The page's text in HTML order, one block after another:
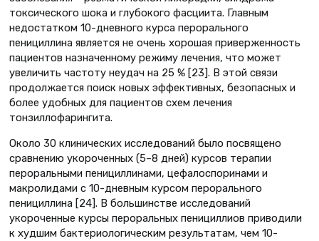
токсического шока и глубокого фасциита. Главным
недостатком 10-дневного курса перорального
пенициллина является не очень хорошая приверженность
пациентов назначенному режиму лечения, что может
увеличить частоту неудач на 25 % [23]. В этой связи
продолжается поиск новых эффективных, безопасных и
более удобных для пациентов схем лечения
тонзиллофарингита.
Около 30 клинических исследований было посвящено
сравнению укороченных (5–8 дней) курсов терапии
пероральными пенициллинами, цефалоспоринами и
макролидами с 10-дневным курсом перорального
пенициллина [24]. В большинстве исследований
укороченные курсы пероральных пенициллиов приводили
к худшим бактериологическим результатам, чем 10-